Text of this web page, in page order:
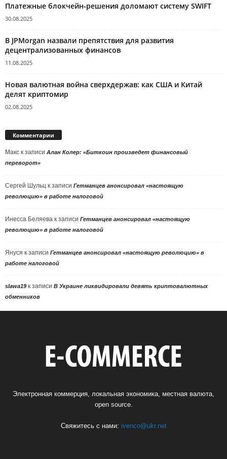
Платежные блокчейн-решения доломают систему SWIFT
30.08.2025
В JPMorgan назвали препятствия для развития
децентрализованных финансов
11.08.2025
Новая валютная война сверхдержав: как США и Китай
делят криптомир
02.08.2025
Комментарии
Макс к записи Алан Колер: «Биткоин произведет финансовый
переворот»
Сергей Шульц к записи Гетманцев анонсировал «настоящую
революцию» в работе налоговой
Инесса Беляева к записи Гетманцев анонсировал «настоящую
революцию» в работе налоговой
Януся к записи Гетманцев анонсировал «настоящую революцию» в
работе налоговой
slawa19 к записи В Украине ликвидировали девять криптовалютных
обменников
Электронная коммерция, локальная экономика, местная валюта,
open source.
Свяжитесь с нами: ivenco@ukr.net